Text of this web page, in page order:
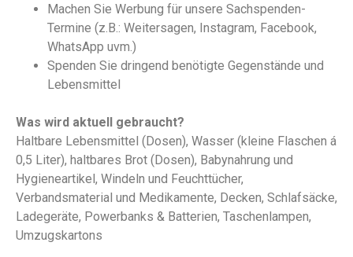
Machen Sie Werbung für unsere Sachspenden-
Termine (z.B.: Weitersagen, Instagram, Facebook,
WhatsApp uvm.)
Spenden Sie dringend benötigte Gegenstände und
Lebensmittel
Was wird aktuell gebraucht?
Haltbare Lebensmittel (Dosen), Wasser (kleine Flaschen á
0,5 Liter), haltbares Brot (Dosen), Babynahrung und
Hygieneartikel, Windeln und Feuchttücher,
Verbandsmaterial und Medikamente, Decken, Schlafsäcke,
Ladegeräte, Powerbanks & Batterien, Taschenlampen,
Umzugskartons